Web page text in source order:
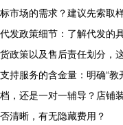
标市场的需求？建议先索取
代发政策细节：了解代发的
货政策以及售后责任划分，
支持服务的含金量：明确“
档，还是一对一辅导？店铺
否清晰，有无隐藏费用？